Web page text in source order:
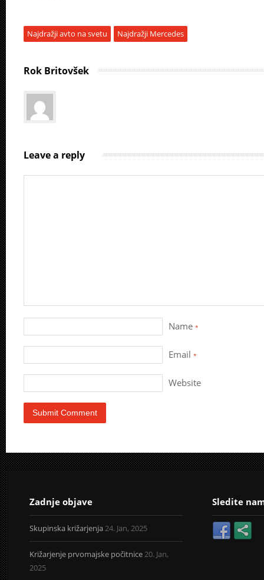
Najdražji avto na svetu Najdražji Mercedes
Rok Britovšek
Leave a reply
Name *
Email *
Website
Zadnje objave
Skupinska križarjenja24. Jan, 2025
Križarjenje prvomajske počitnice20. Jan,
2025
Sledite